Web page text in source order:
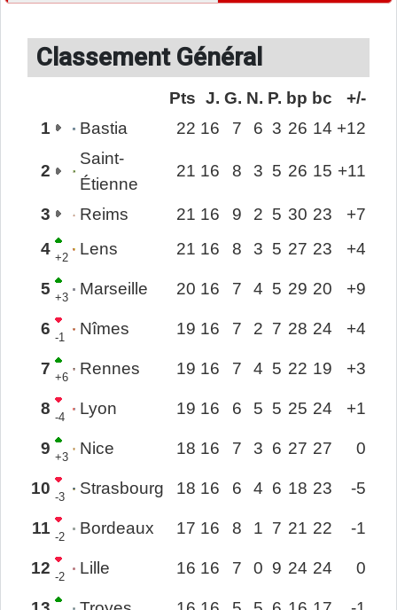
Classement Général
Pts J. G. N. P. bp bc
+/-
1
Bastia 22 16 7 6 3 26 14 +12
2
Saint-
Étienne
21 16 8 3 5 26 15 +11
3 Reims 21 16 9 2 5 30 23
+7
4 +2 Lens 21 16 8 3 5 27 23 +4
5 +3 Marseille 20 16 7 4 5 29 20 +9
6 -1 Nîmes 19 16 7 2 7 28 24 +4
7 +6 Rennes 19 16 7 4 5 22 19 +3
8 -4 Lyon 19 16 6 5 5 25 24 +1
9 +3 Nice 18 16 7 3 6 27 27 0
10 -3 Strasbourg 18 16 6 4 6 18 23 -5
11 -2 Bordeaux 17 16 8 1 7 21 22 -1
12 -2 Lille 16 16 7 0 9 24 24 0